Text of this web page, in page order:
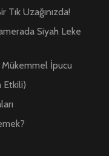
Uzağınızda!
Siyah Leke
İpucu
Etkili)